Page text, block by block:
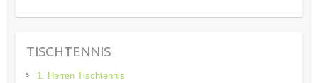
TISCHTENNIS
1. Herren Tischtennis